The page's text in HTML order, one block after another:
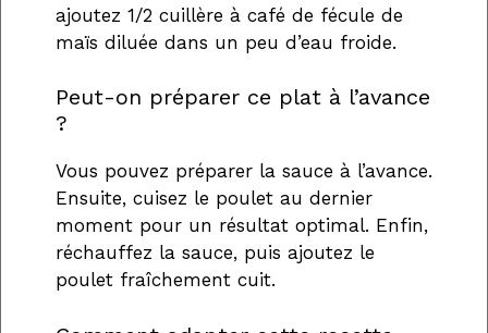
ajoutez 1/2 cuillère à café de fécule de
maïs diluée dans un peu d’eau froide.
Peut-on préparer ce plat à l’avance
?
Vous pouvez préparer la sauce à l’avance.
Ensuite, cuisez le poulet au dernier
moment pour un résultat optimal. Enfin,
réchauffez la sauce, puis ajoutez le
poulet fraîchement cuit.